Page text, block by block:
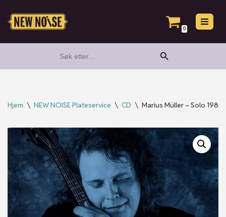
Hopp
0
for:
Search Button
Hjem \ NEW NOISE Plateservice \ CD \ Marius Müller ‎– Solo 1981-